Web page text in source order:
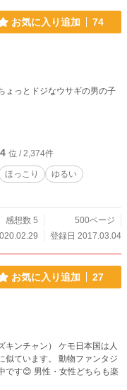
お気に入り追加 74
ょっとドジなウサギの男の子
位 / 2,374件
ほっこり
ゆるい
感想数 5
500ページ
登録日 2017.03.04
お気に入り追加 27
キンチャン） ケモ日本国は人
似ています。 動物ファンタジ
です😊 男性・女性どちらも楽